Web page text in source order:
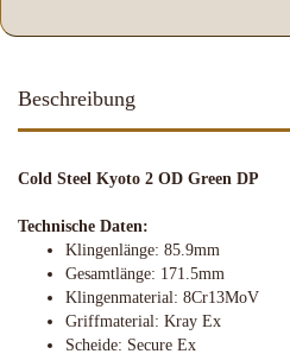
Beschreibung
Cold Steel Kyoto 2 OD Green DP
Technische Daten:
Klingenlänge: 85.9mm
Gesamtlänge: 171.5mm
Klingenmaterial: 8Cr13MoV
Griffmaterial: Kray Ex
Scheide: Secure Ex